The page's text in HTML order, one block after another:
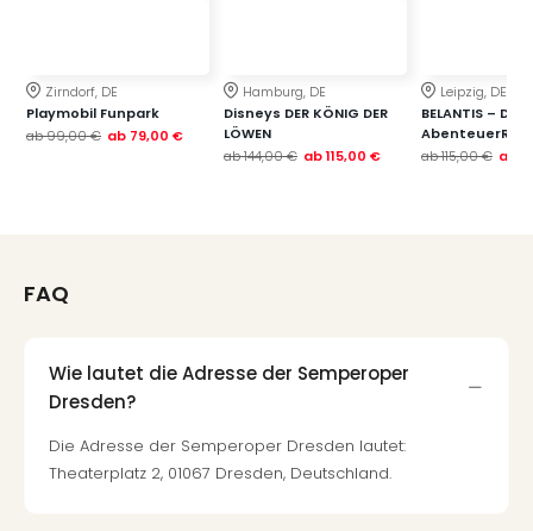
Zirndorf, DE
Playmobil Funpark
ab99,00 € ab 79,00 €
Hamburg, DE
Disneys DER KÖNIG DER
LÖWEN
ab144,00 € ab115,00 €
Leipzig, DE
BELANTIS – Das
ab115,00 € ab
FAQ
Wie lautet die Adresse der Semperoper
Dresden?
Die Adresse der Semperoper Dresden lautet:
Theaterplatz 2, 01067 Dresden, Deutschland.